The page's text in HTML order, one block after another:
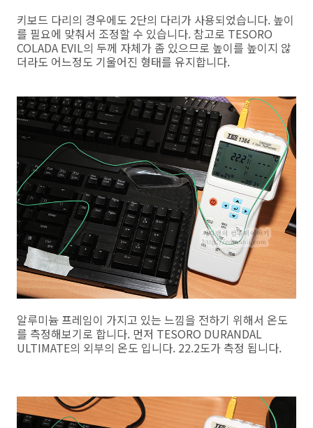
키보드 다리의 경우에도 2단의 다리가 사용되었습니다. 높이
를 필요에 맞춰서 조정할 수 있습니다. 참고로 TESORO
COLADA EVIL의 두께 자체가 좀 있으므로 높이를 높이지 않
더라도 어느정도 기울어진 형태를 유지합니다.
알루미늄 프레임이 가지고 있는 느낌을 전하기 위해서 온도
를 측정해보기로 합니다. 먼저 TESORO DURANDAL
ULTIMATE의 외부의 온도 입니다. 22.2도가 측정 됩니다.